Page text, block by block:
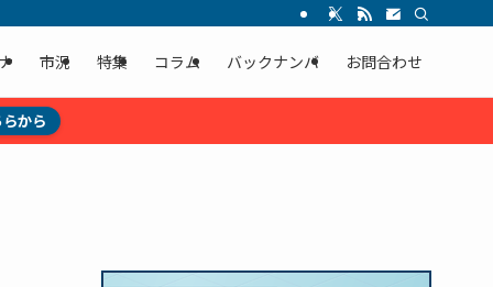
市況 特集 コラム バックナンバ お問合わせ
から